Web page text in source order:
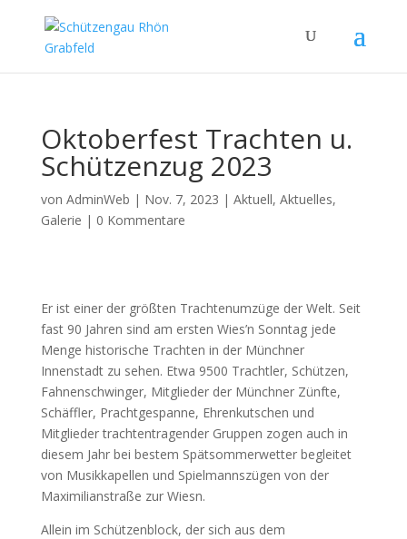
Oktoberfest Trachten u.
Schützenzug 2023
von AdminWeb | Nov. 7, 2023 | Aktuell, Aktuelles,
Galerie | 0 Kommentare
Er ist einer der größten Trachtenumzüge der Welt. Seit
fast 90 Jahren sind am ersten Wies’n Sonntag jede
Menge historische Trachten in der Münchner
Innenstadt zu sehen. Etwa 9500 Trachtler, Schützen,
Fahnenschwinger, Mitglieder der Münchner Zünfte,
Schäffler, Prachtgespanne, Ehrenkutschen und
Mitglieder trachtentragender Gruppen zogen auch in
diesem Jahr bei bestem Spätsommerwetter begleitet
von Musikkapellen und Spielmannszügen von der
Maximilianstraße zur Wiesn.
Allein im Schützenblock, der sich aus dem